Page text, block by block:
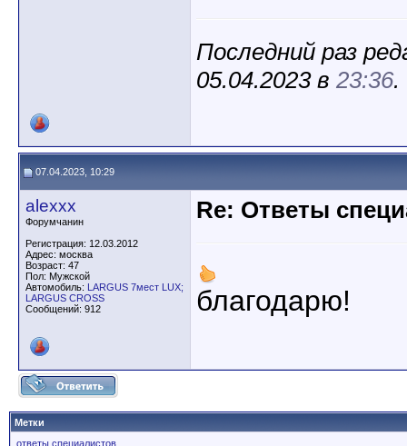
Последний раз
05.04.2023 в 23:36.
07.04.2023, 10:29
alexxx
Форумчанин
Регистрация: 12.03.2012
Адрес: москва
Возраст: 47
Пол: Мужской
Автомобиль: LARGUS 7мест LUX;
LARGUS CROSS
Сообщений: 912
Re: Ответы
благодарю!
Метки
ответы специалистов